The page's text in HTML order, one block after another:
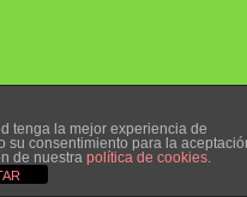
tenga la mejor experiencia de
su consentimiento para la
de nuestra política de cookies.